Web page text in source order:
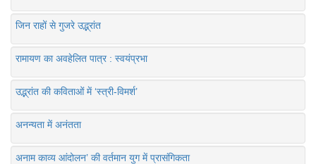
जिन राहों से गुजरे उद्भ्रांत
रामायण का अवहेलित पात्र : स्वयंप्रभा
उद्भ्रांत की कविताओं में ‘स्त्री-विमर्श’
अनन्यता में अनंतता
अनाम काव्य आंदोलन’ की वर्तमान युग में प्रासंगिकता